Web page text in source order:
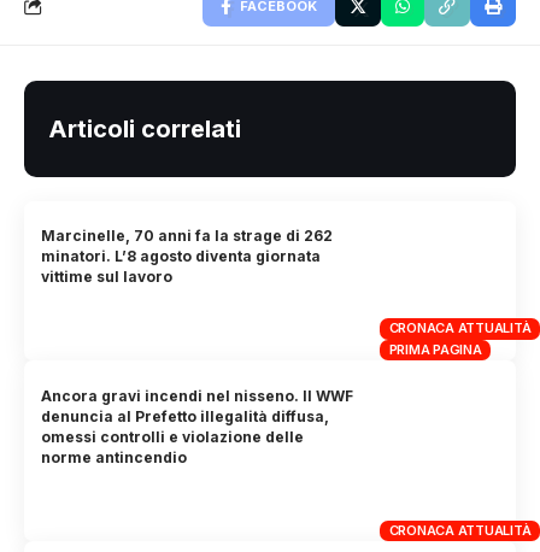
FACEBOOK
Articoli correlati
CRONACA ATTUALITÀ
PRIMA PAGINA
Marcinelle, 70 anni fa la strage di 262
minatori. L’8 agosto diventa giornata
vittime sul lavoro
CRONACA ATTUALITÀ
Ancora gravi incendi nel nisseno. Il WWF
denuncia al Prefetto illegalità diffusa,
omessi controlli e violazione delle
norme antincendio